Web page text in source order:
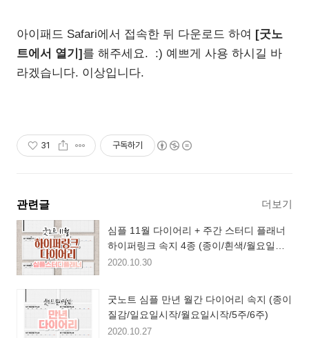
아이패드 Safari에서 접속한 뒤 다운로드 하여
[굿노
트에서 열기] 를 해주세요. :) 예쁘게 사용 하시길 바
라겠습니다. 이상입니다.
31 구독하기
관련글 더보기
심플 11월 다이어리 + 주간 스터디 플래너
하이퍼링크 속지 4종 (종이/흰색/월요일시
작/일요일시작)
2020.10.30
굿노트 심플 만년 월간 다이어리 속지 (종이
질감/일요일시작/월요일시작/5주/6주)
2020.10.27